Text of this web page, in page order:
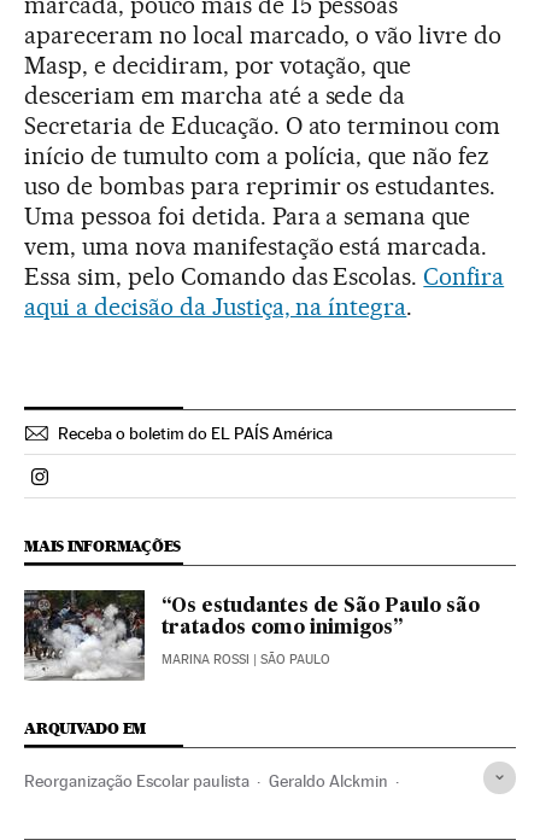
apareceram no local marcado, o vão livre do
Masp, e decidiram, por votação, que
desceriam em marcha até a sede da
Secretaria de Educação. O ato terminou com
início de tumulto com a polícia, que não fez
uso de bombas para reprimir os estudantes.
Uma pessoa foi detida. Para a semana que
vem, uma nova manifestação está marcada.
Essa sim, pelo Comando das Escolas.Confira
aqui a decisão da Justiça, na íntegra.
Receba o boletim do EL PAÍS América
Politica El País Brasil en Instagram
MAIS INFORMAÇÕES
“Os estudantes de São Paulo são
tratados como inimigos”
MARINA ROSSI | SÃO PAULO
ARQUIVADO EM
Reorganização Escolar paulista Geraldo Alckmin